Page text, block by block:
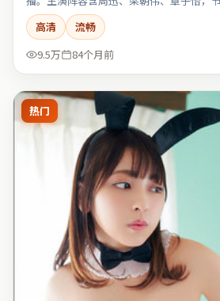
高清
流畅
9.5万
84个月前
热门